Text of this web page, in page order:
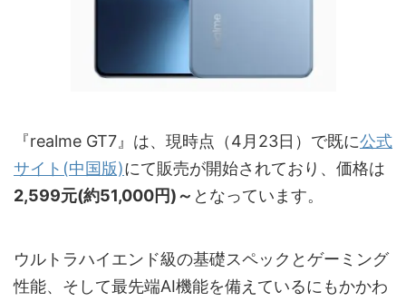
『realme GT7』は、現時点（4月23日）で既に公式
サイト(中国版)にて販売が開始されており、価格は
2,599元(約51,000円)～ となっています。
ウルトラハイエンド級の基礎スペックとゲーミング
性能、そして最先端AI機能を備えているにもかかわ